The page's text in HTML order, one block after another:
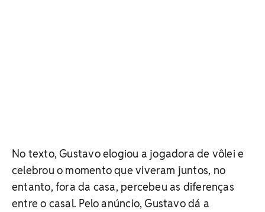
No texto, Gustavo elogiou a jogadora de vôlei e
celebrou o momento que viveram juntos, no
entanto, fora da casa, percebeu as diferenças
entre o casal. Pelo anúncio, Gustavo dá a